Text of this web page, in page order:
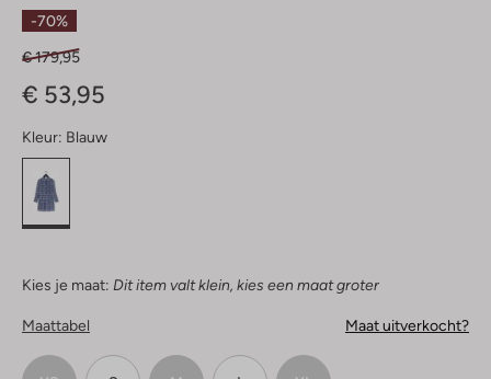
Sterren
-70%
€ 179,95
€ 53,95
Kleur: Blauw
Kies je maat: Dit item valt klein, kies een maat groter
Maattabel Maat uitverkocht?